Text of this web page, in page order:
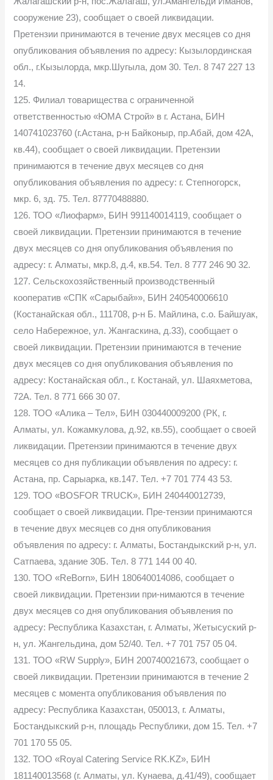
сооружение 23), сообщает о своей ликвидации.
Претензии принимаются в течение двух месяцев со дня
опубликования объявления по адресу: Кызылординская
обл., г.Кызылорда, мкр.Шугыла, дом 30. Тел. 8 747 227 13
14.
125. Филиал товарищества с ограниченной
ответственностью «ЮМА Строй» в г. Астана, БИН
140741023760 (г.Астана, р-н Байконыр, пр.Абай, дом 42А,
кв.44), сообщает о своей ликвидации. Претензии
принимаются в течение двух месяцев со дня
опубликования объявления по адресу: г. Степногорск,
мкр. 6, зд. 75. Тел. 87770488880.
126. ТОО «Лиофарм», БИН 991140014119, сообщает о
своей ликвидации. Претензии принимаются в течение
двух месяцев со дня опубликования объявления по
адресу: г. Алматы, мкр.8, д.4, кв.54. Тел. 8 777 246 90 32.
127. Сельскохозяйственный производственный
кооператив «СПК «Сарыбай»», БИН 240540006610
(Костанайская обл., 111708, р-н Б. Майлина, с.о. Байшуак,
село Набережное, ул. Жангаскина, д.33), сообщает о
своей ликвидации. Претензии принимаются в течение
двух месяцев со дня опубликования объявления по
адресу: Костанайская обл., г. Костанай, ул. Шаяхметова,
72А. Тел. 8 771 666 30 07.
128. ТОО «Алика – Тел», БИН 030440009200 (РК, г.
Алматы, ул. Кожамкулова, д.92, кв.55), сообщает о своей
ликвидации. Претензии принимаются в течение двух
месяцев со дня публикации объявления по адресу: г.
Астана, пр. Сарыарка, кв.147. Тел. +7 701 774 43 53.
129. ТОО «BOSFOR TRUCK», БИН 240440012739,
сообщает о своей ликвидации. Пре-тензии принимаются
в течение двух месяцев со дня опубликования
объявления по адресу: г. Алматы, Бостандыкский р-н, ул.
Сатпаева, здание 30Б. Тел. 8 771 144 00 40.
130. ТОО «ReBorn», БИН 180640014086, сообщает о
своей ликвидации. Претензии при-нимаются в течение
двух месяцев со дня опубликования объявления по
адресу: Республика Казахстан, г. Алматы, Жетысуский р-
н, ул. Жангельдина, дом 52/40. Тел. +7 701 757 05 04.
131. ТОО «RW Supply», БИН 200740021673, сообщает о
своей ликвидации. Претензии принимаются в течение 2
месяцев с момента опубликования объявления по
адресу: Республика Казахстан, 050013, г. Алматы,
Бостандыкский р-н, площадь Республики, дом 15. Тел. +7
701 170 55 05.
132. ТОО «Royal Catering Service RK.KZ», БИН
181140013568 (г. Алматы, ул. Кунаева, д.41/49), сообщает